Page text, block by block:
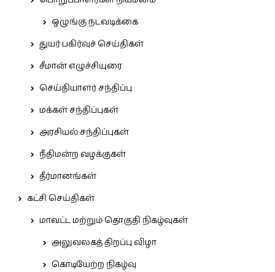
ஒழுங்கு நடவடிக்கை
துயர் பகிர்வுச் செய்திகள்
சீமான் எழுச்சியுரை
செய்தியாளர் சந்திப்பு
மக்கள் சந்திப்புகள்
அரசியல் சந்திப்புகள்
நீதிமன்ற வழக்குகள்
தீர்மானங்கள்
கட்சி செய்திகள்
மாவட்ட மற்றும் தொகுதி நிகழ்வுகள்
அலுவலகத் திறப்பு விழா
கொடியேற்ற நிகழ்வு